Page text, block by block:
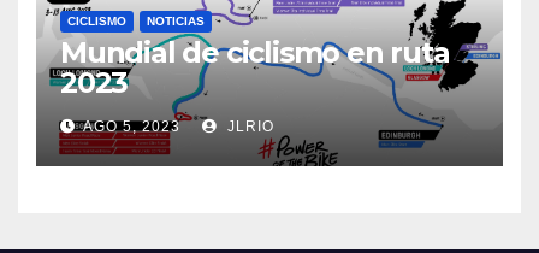
CICLISMO NOTICIAS
Mundial de ciclismo en ruta
2023
AGO 5, 2023 JLRIO